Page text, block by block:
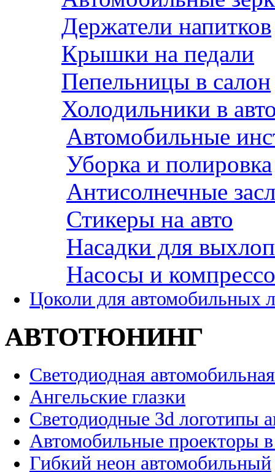
Держатели напитков
Крышки на педали
Пепельницы в салон
Холодильники в
Автомобильные
Уборка и полировка
Антисолнечные
Стикеры на авто
Насадки для
Насосы и
Цоколи для автомобильных
АВТОТЮНИНГ
Светодиодная
Ангельские глазки
Светодиодные 3d логотипы
Автомобильные проекторы
Гибкий неон автомобильный